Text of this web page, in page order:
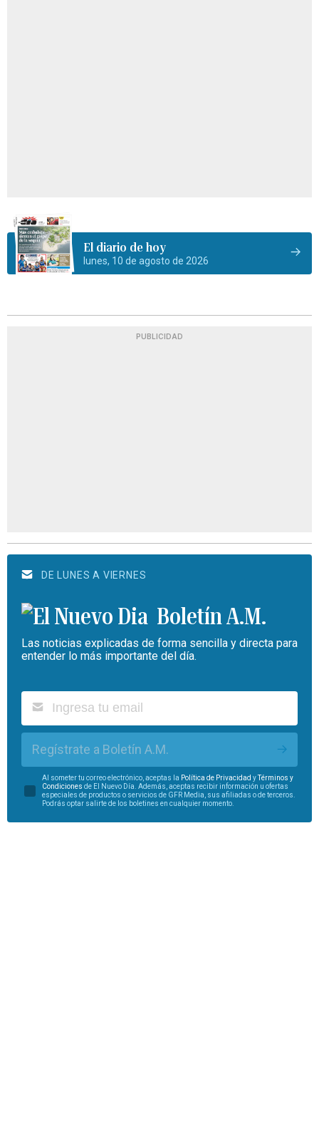
El diario de hoy
lunes, 10 de agosto de 2026
PUBLICIDAD
DE LUNES A VIERNES
Boletín A.M.
Las noticias explicadas de forma sencilla y directa para
entender lo más importante del día.
Regístrate a Boletín A.M.
Al someter tu correo electrónico, aceptas la Política de Privacidad yTérminos y
Condiciones de El Nuevo Día. Además, aceptas recibir información u ofertas
especiales de productos o servicios de GFR Media, sus afiliadas o de terceros.
Podrás optar salirte de los boletines en cualquier momento.